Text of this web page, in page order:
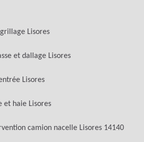
Lisores
et dallage Lisores
Lisores
et haie Lisores
camion nacelle Lisores 14140